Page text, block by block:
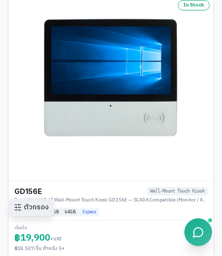
ตัวกรอง
In Stock
GD156E Wall-Mount Touch Kiosk
TouchWork 15.6" Wall-Mount Touch Kiosk GD156E — SCADA Compatible (Monitor / Android / Windows)
Plug & Play GB 64GB 3specs
เริ่มต้น
฿19,900+VAT
฿18,507/ชิ้น สำหรับ 5+